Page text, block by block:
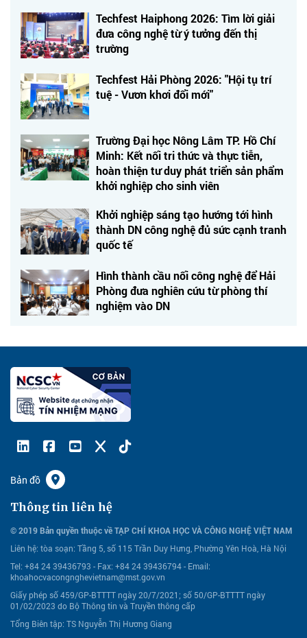
Techfest Haiphong 2026: Tìm lời giải
đưa công nghệ từ ý tưởng đến thị
trường
Techfest Hải Phòng 2026: "Hội tụ trí
tuệ - Vươn khơi đổi mới"
Trường Đại học Nông Lâm TP. Hồ Chí
Minh: Kết nối tri thức và thực tiễn,
hoàn thiện tư duy phát triển sản phẩm
khởi nghiệp cho sinh viên
Khởi nghiệp sáng tạo hướng tới hình
thành DN công nghệ đủ sức cạnh tranh
quốc tế
Hình thành cầu nối công nghệ để Hải
Phòng đưa nghiên cứu từ phòng thí
nghiệm vào DN
Bản đồ
Thông tin liên hệ
© 2019 Bản quyền thuộc về TẠP CHÍ KHOA HỌC VÀ CÔNG NGHỆ VIỆT NAM
Liên hệ: tòa soạn: Tầng 5, số 115 Trần Duy Hưng, Phường Yên Hoà, Hà Nội
Tel: +84 24 39436793 - Fax: +84 24 39436794 - Email:
khoahocvacongnghevietnam@mst.gov.vn
Giấy phép số 459/GP-BTTTT ngày 20/7/2021; số 50/GP-BTTTT ngày
01/02/2023 do Bộ Thông tin và Truyền thông cấp
Tổng Biên tập: TS Nguyễn Thị Hương Giang